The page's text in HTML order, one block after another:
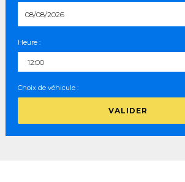
Heure :
Choix de véhicule :
VALIDER